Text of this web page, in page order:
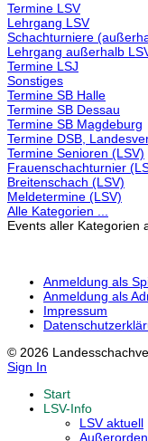
Termine LSV
Lehrgang LSV
Schachturniere
Lehrgang außerhalb
Termine LSJ
Sonstiges
Termine SB Halle
Termine SB Dessau
Termine SB Magdeburg
Termine DSB,
Termine Senioren (LSV)
Frauenschachturnier
Breitenschach (LSV)
Meldetermine (LSV)
Alle Kategorien ...
Events aller Kategorien
Anmeldung als
Anmeldung als
Impressum
© 2026
Sign In
Start
LSV-Info
LSV aktuell